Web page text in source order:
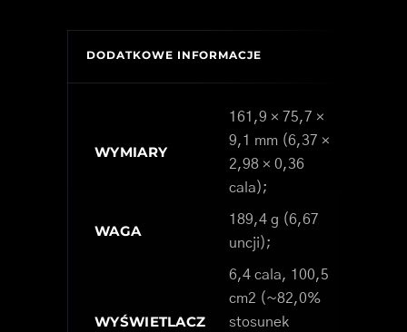
DODATKOWE INFORMACJE
WYMIARY
161,9 × 75,7 ×
9,1 mm (6,37 ×
2,98 × 0,36
cala);
WAGA
189,4 g (6,67
uncji);
WYŚWIETLACZ
6,4 cala, 100,5
cm2 (~82,0%
stosunek